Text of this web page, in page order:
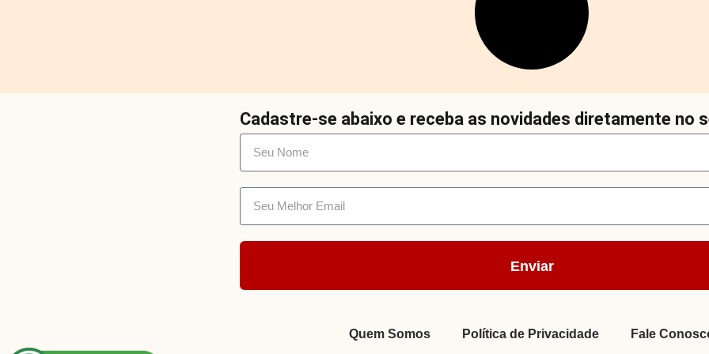
Cadastre-se abaixo e receba as novidades diretamente no
Enviar
Quem Somos Política de Privacidade Fale